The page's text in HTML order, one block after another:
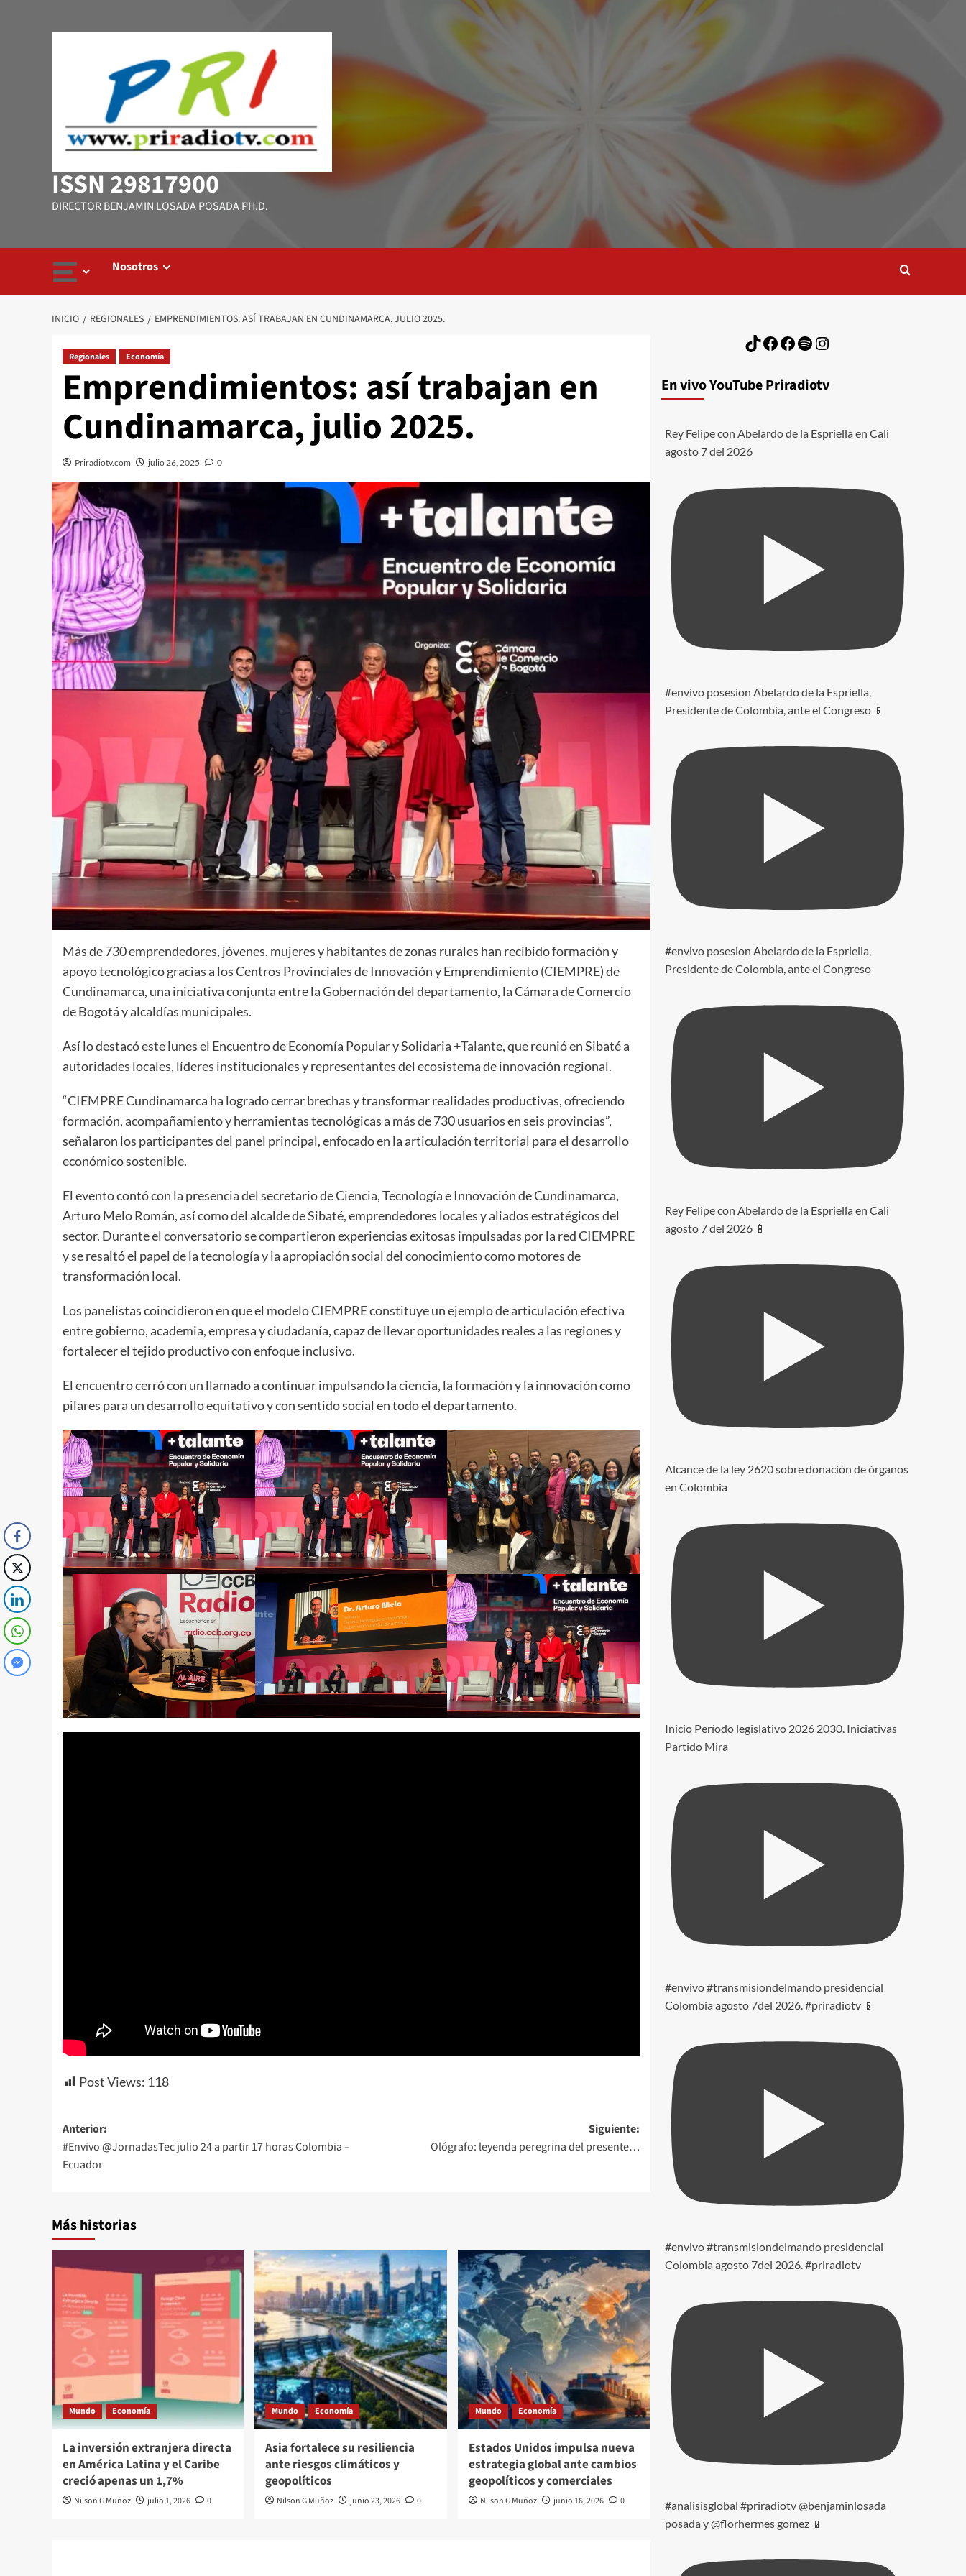
ISSN 29817900
DIRECTOR BENJAMIN LOSADA POSADA PH.D.
Nosotros
INICIO REGIONALES EMPRENDIMIENTOS: ASÍ TRABAJAN EN CUNDINAMARCA, JULIO 2025.
Regionales Economía
Emprendimientos: así trabajan en
Cundinamarca, julio 2025.
Priradiotv.com julio 26, 2025 0
Más de 730 emprendedores, jóvenes, mujeres y habitantes de zonas rurales han recibido formación y
apoyo tecnológico gracias a los Centros Provinciales de Innovación y Emprendimiento (CIEMPRE) de
Cundinamarca, una iniciativa conjunta entre la Gobernación del departamento, la Cámara de Comercio
de Bogotá y alcaldías municipales.
Así lo destacó este lunes el Encuentro de Economía Popular y Solidaria +Talante, que reunió en Sibaté a
autoridades locales, líderes institucionales y representantes del ecosistema de innovación regional.
“CIEMPRE Cundinamarca ha logrado cerrar brechas y transformar realidades productivas, ofreciendo
formación, acompañamiento y herramientas tecnológicas a más de 730 usuarios en seis provincias”,
señalaron los participantes del panel principal, enfocado en la articulación territorial para el desarrollo
económico sostenible.
El evento contó con la presencia del secretario de Ciencia, Tecnología e Innovación de Cundinamarca,
Arturo Melo Román, así como del alcalde de Sibaté, emprendedores locales y aliados estratégicos del
sector. Durante el conversatorio se compartieron experiencias exitosas impulsadas por la red CIEMPRE
y se resaltó el papel de la tecnología y la apropiación social del conocimiento como motores de
transformación local.
Los panelistas coincidieron en que el modelo CIEMPRE constituye un ejemplo de articulación efectiva
entre gobierno, academia, empresa y ciudadanía, capaz de llevar oportunidades reales a las regiones y
fortalecer el tejido productivo con enfoque inclusivo.
El encuentro cerró con un llamado a continuar impulsando la ciencia, la formación y la innovación como
pilares para un desarrollo equitativo y con sentido social en todo el departamento.
Post Views: 118
Navegación
de
entradas
Anterior:
#Envivo @JornadasTec julio 24 a partir 17 horas Colombia –
Ecuador
Siguiente:
Ológrafo: leyenda peregrina del presente…
Más historias
Mundo Economía
La inversión extranjera directa
en América Latina y el Caribe
creció apenas un 1,7%
Nilson G Muñoz julio 1, 2026 0
Mundo Economía
Asia fortalece su resiliencia
ante riesgos climáticos y
geopolíticos
Nilson G Muñoz junio 23, 2026 0
Mundo Economía
Estados Unidos impulsa nueva
estrategia global ante cambios
geopolíticos y comerciales
Nilson G Muñoz junio 16, 2026 0
TikTok
Facebook
Facebook
Spotify
Instagram
En vivo YouTube Priradiotv
Rey Felipe con Abelardo de la Espriella en Cali
agosto 7 del 2026
#envivo posesion Abelardo de la Espriella,
Presidente de Colombia, ante el Congreso 📱
#envivo posesion Abelardo de la Espriella,
Presidente de Colombia, ante el Congreso
Rey Felipe con Abelardo de la Espriella en Cali
agosto 7 del 2026 📱
Alcance de la ley 2620 sobre donación de órganos
en Colombia
Inicio Período legislativo 2026 2030. Iniciativas
Partido Mira
#envivo #transmisiondelmando presidencial
Colombia agosto 7del 2026. #priradiotv 📱
#envivo #transmisiondelmando presidencial
Colombia agosto 7del 2026. #priradiotv
#analisisglobal #priradiotv @benjaminlosada
posada y @florhermes gomez 📱